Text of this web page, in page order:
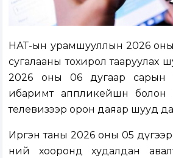
НӨАТ-ын урамшууллын 2026
сугалааны тохирол тааруулах
2026 оны 06 дугаар сарын
ибаримт аппликейшн болон
телевизээр орон даяар шууд
Иргэн таны 2026 оны 05
ний хооронд худалдан